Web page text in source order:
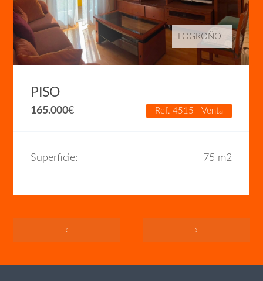
LOGROÑO
PISO
165.000€ Ref. 4515 - Venta
Superficie: 75 m2
‹ ›